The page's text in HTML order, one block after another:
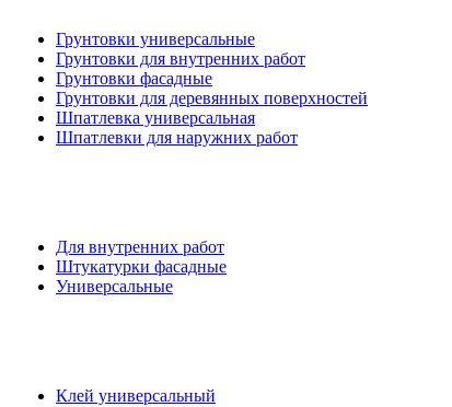
Грунтовки универсальные
Грунтовки для внутренних работ
Грунтовки фасадные
Грунтовки для деревянных поверхностей
Шпатлевка универсальная
Шпатлевки для наружних работ
Для внутренних работ
Штукатурки фасадные
Универсальные
Клей универсальный